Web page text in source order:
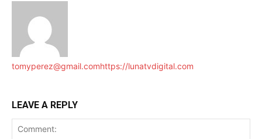
tomyperez@gmail.comhttps://lunatvdigital.com
LEAVE A REPLY